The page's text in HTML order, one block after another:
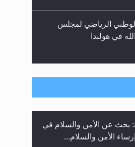
الوطني الرياضي لمجلس
في هولندا
القرآن الكريم لثلاثة
الشهادات في الجامعة
بنيجيريا لعام 2025
بحث عن الأمن والسلام في
الأمن والسلام...